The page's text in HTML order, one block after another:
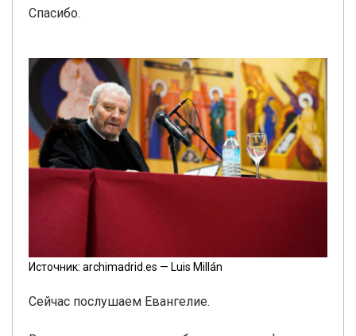
Спасибо.
Источник: archimadrid.es — Luis Millán
Сейчас послушаем Евангелие.